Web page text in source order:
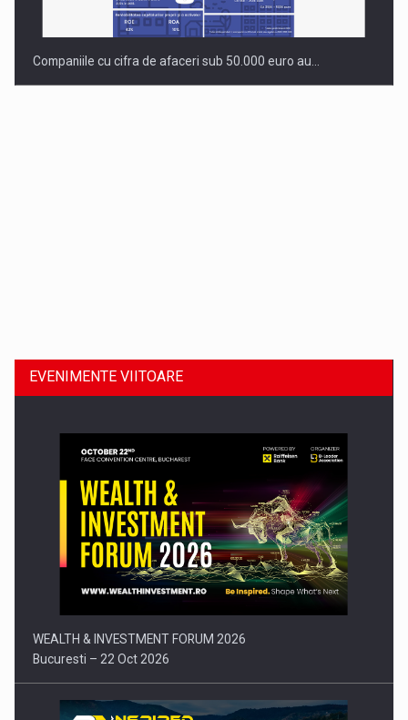
Companiile cu cifra de afaceri sub 50.000 euro au…
Comunicat de presa: Joburile part-time reincep sa intre pe…
EVENIMENTE VIITOARE
WEALTH & INVESTMENT FORUM 2026
Bucuresti – 22 Oct 2026